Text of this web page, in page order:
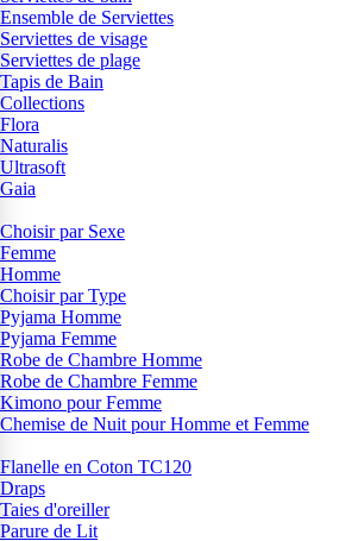
Ensemble de Serviettes
Serviettes de visage
Serviettes de plage
Tapis de Bain
Collections
Flora
Naturalis
Ultrasoft
Gaia
Choisir par Sexe
Femme
Homme
Choisir par Type
Pyjama Homme
Pyjama Femme
Robe de Chambre Homme
Robe de Chambre Femme
Kimono pour Femme
Chemise de Nuit pour Homme et Femme
Flanelle en Coton TC120
Draps
Taies d'oreiller
Parure de Lit